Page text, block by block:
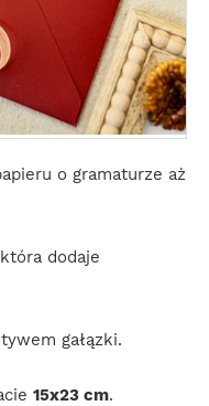
o gramaturze aż
dodaje
gałązki.
15x23 cm.